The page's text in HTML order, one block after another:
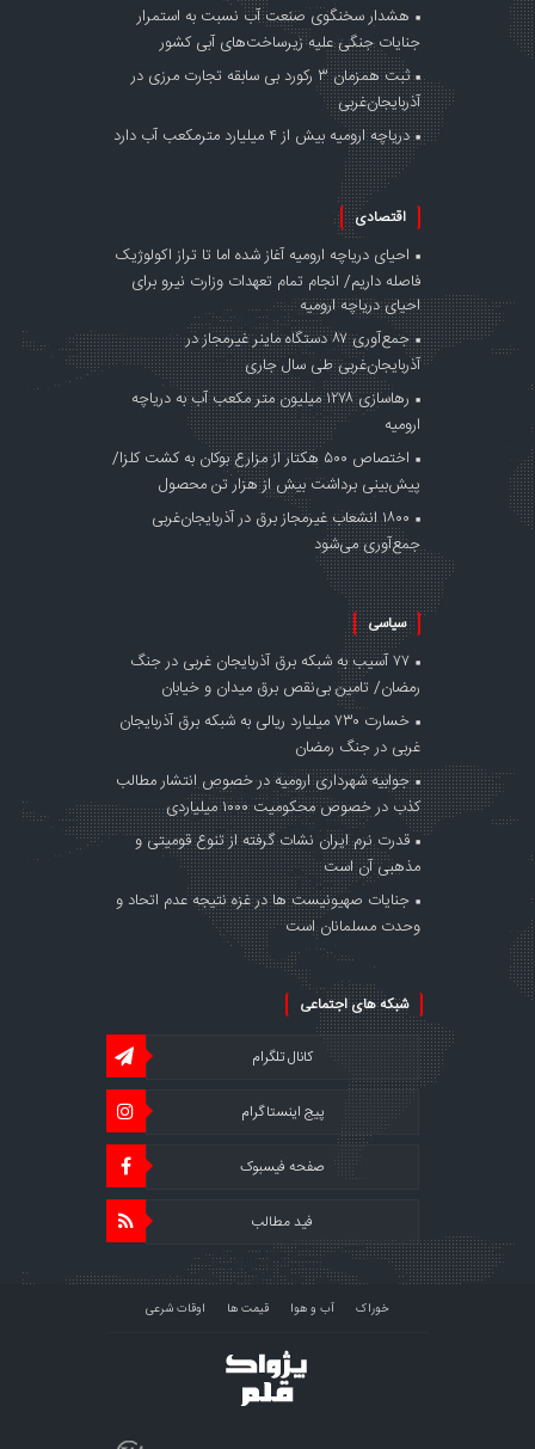
هشدار سخنگوی صنعت آب نسبت به استمرار
جنایات جنگی علیه زیرساخت‌های آبی کشور
ثبت همزمان ۳ رکورد بی سابقه تجارت مرزی در
آذربایجان‌غربی
دریاچه ارومیه بیش از ۴ میلیارد مترمکعب آب دارد
اقتصادی
احیای دریاچه ارومیه آغاز شده اما تا تراز اکولوژیک
فاصله داریم/ انجام تمام تعهدات وزارت نیرو برای
احیای دریاچه ارومیه
جمع‌آوری ۸۷ دستگاه ماینر غیرمجاز در
آذربایجان‌غربی طی سال جاری
رهاسازی ۱۲۷۸ میلیون متر مکعب آب به دریاچه
ارومیه
اختصاص ۵۰۰ هکتار از مزارع بوکان به کشت کلزا/
پیش‌بینی برداشت بیش از هزار تن محصول
۱۸۰۰ انشعاب غیرمجاز برق در آذربایجان‌غربی
جمع‌آوری می‌شود
سیاسی
۷۷ آسیب به شبکه برق آذربایجان غربی در جنگ‌
رمضان/ تامین بی‌نقص برق میدان و خیابان
خسارت ۷۳۰ میلیارد ریالی به شبکه برق آذربایجان
غربی در جنگ‌ رمضان
جوابیه شهرداری ارومیه در خصوص انتشار مطالب
کذب در خصوص محکومیت ۱۰۰۰ میلیاردی
قدرت نرم ایران نشات گرفته از تنوع قومیتی و
مذهبی آن است
جنایات صهیونیست ها در غزه نتیجه عدم اتحاد و
وحدت مسلمانان است
شبکه های اجتماعی
کانال تلگرام
پیج اینستاگرام
صفحه فیسبوک
فید مطالب
خوراک آب و هوا قیمت ها اوقات شرعی